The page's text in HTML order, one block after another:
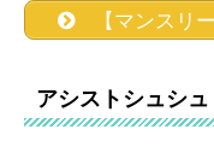
【マンスリ
アシストシュシ